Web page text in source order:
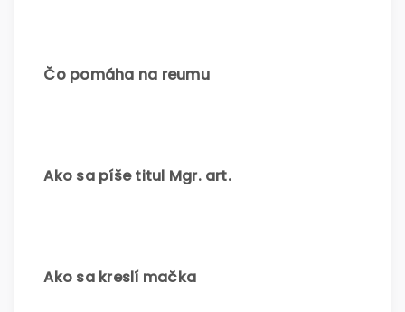
Čo pomáha na reumu
Ako sa píše titul Mgr. art.
Ako sa kreslí mačka